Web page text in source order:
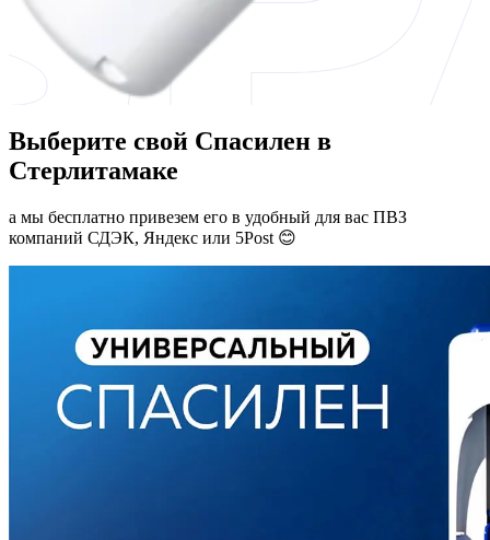
Выберите свой Спасилен в
Стерлитамаке
а мы бесплатно привезем его в удобный для вас ПВЗ
компаний СДЭК, Яндекс или 5Post 😊